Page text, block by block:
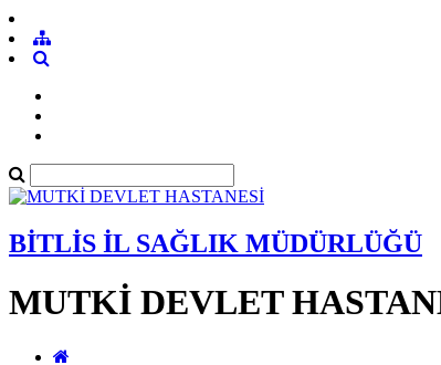
BİTLİS İL SAĞLIK MÜDÜRLÜĞÜ
MUTKİ DEVLET